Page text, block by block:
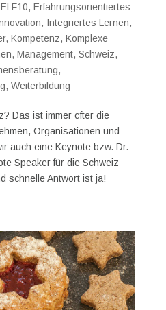
ELF10, Erfahrungsorientiertes
, Integriertes Lernen,
, Kompetenz, Komplexe
, Management, Schweiz,
,
, Weiterbildung
Das ist immer öfter die
Organisationen und
auch eine Keynote bzw. Dr.
Speaker für die Schweiz
schnelle Antwort ist ja!